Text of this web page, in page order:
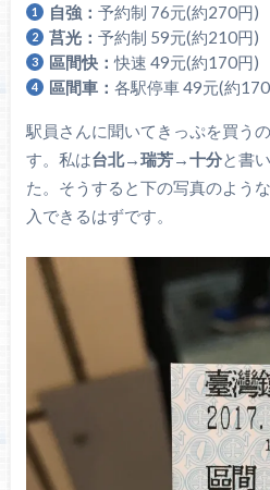
自強：予約制 76元(約270円)
莒光：予約制 59元(約210円)
區間快：快速 49元(約170円)
區間車：各駅停車 49元(約
駅員さんに聞いてきっぷを買う
す。私は台北→瑞芳→十分と書
た。そうすると下の写真のよう
入できるはずです。